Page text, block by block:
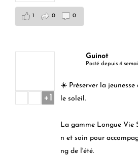
1 0 0
Guinot
Posté depuis 4
☀️ Préserver la jeunesse
le soleil.
La gamme Longue Vie
n et soin pour
ng de l'été.
+1